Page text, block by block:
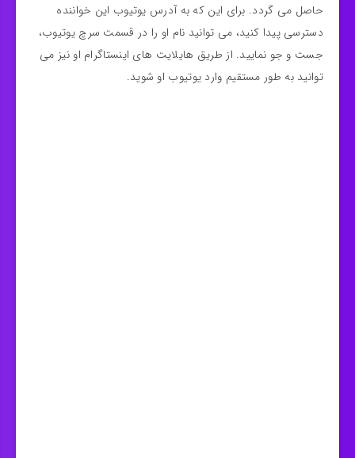
حاصل می گردد. برای این که به آدرس یوتیوب این خواننده
دسترسی پیدا کنید، می توانید نام او را در قسمت سرچ یوتیوب،
جست و جو نمایید. از طریق هایلایت های اینستاگرام او نیز می
توانید به طور مستقیم وارد یوتیوب او شوید.